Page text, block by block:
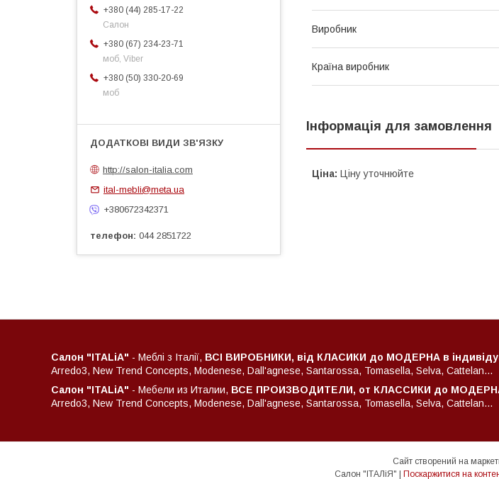
Виробник
Країна виробник
Інформація для замовлення
Ціна: Ціну уточнюйте
+380 (44) 285-17-22
Салон
+380 (67) 234-23-71
моб, Viber
+380 (50) 330-20-69
моб
http://salon-italia.com
ital-mebli@meta.ua
+380672342371
телефон 044 2851722
Салон "ITALiA" - Меблі з Італії, ВСІ ВИРОБНИКИ, від КЛАСИКИ до МОДЕРНА в
Arredo3, New Trend Concepts, Modenese, Dall'agnese, Santarossa, Tomasella, Selva, Cattelan...
Салон "ITALiA" - Мебели из Италии, ВСЕ ПРОИЗВОДИТЕЛИ, от КЛАССИКИ до МОДЕРНА
Arredo3, New Trend Concepts, Modenese, Dall'agnese, Santarossa, Tomasella, Selva, Cattelan...
Сайт створений на
Поскаржитися на